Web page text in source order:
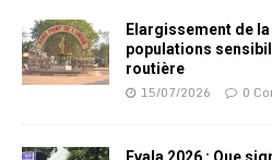
Elargissement de
populations
routière
15/07/2026 0